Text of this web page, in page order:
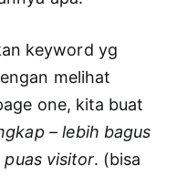
keyword yg
melihat
one, kita buat
– lebih bagus
puas visitor. (bisa